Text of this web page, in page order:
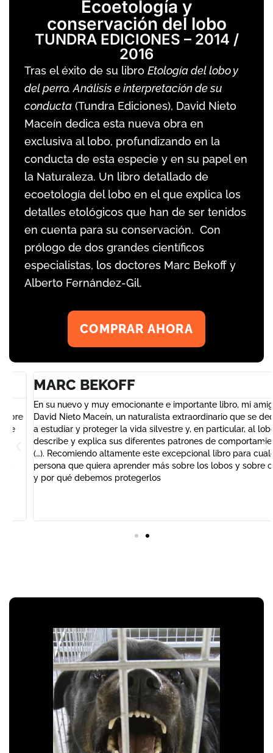
Ecoetología y
conservación del lobo
TUNDRA EDICIONES – 2014 /
2016
Tras el éxito de su libro Etología del lobo y
del perro. Análisis e interpretación de su
conducta (Tundra Ediciones), David Nieto
Maceín dedica esta nueva obra en
exclusiva al lobo, profundizando en la
conducta de esta especie y en su papel en
la Naturaleza. Un libro detallado de
ecoetología del lobo en el que explica los
detalles etológicos que han de ser tenidos
en cuenta para su conservación. Con
prólogo de dos grandes científicos
especialistas, los doctores Marc Bekoff y
Alberto Fernández-Gil.
COMPRAR AHORA
MARC BEKOFF
En su nuevo y muy emocionante e importante libro, mi amigo
David Nieto Maceín, un naturalista extraordinario que se dedica
a estudiar y proteger la vida silvestre y, en particular, al lobo,
describe y explica sus diferentes patrones de comportamiento
(…). Recomiendo altamente este excepcional libro para cualquier
persona que quiera aprender más sobre los lobos y sobre cómo
y por qué debemos protegerlos